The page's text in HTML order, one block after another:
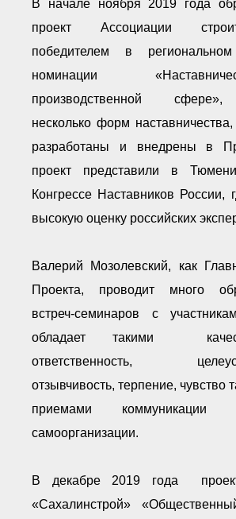
В начале ноября 2019 года
проект Ассоциации
победителем в
номинации
производственной сфере»,
несколько форм
разработаны и внедрены в
проект представили в
Конгрессе Наставников России,
высокую оценку российских
Валерий Мозолевский, как
Проекта, проводит много
встреч-семинаров с
обладает такими
ответственность,
отзывчивость, терпение, чувство
приемами
самоорганизации.
В декабре 2019 года
«Сахалинстрой»